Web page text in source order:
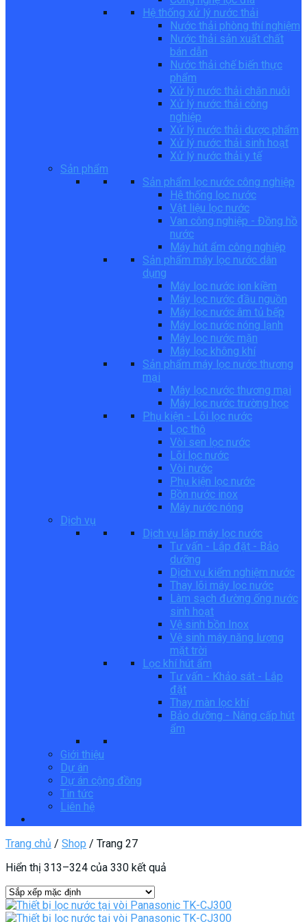
Hệ thống xử lý nước thải
Nước thải phòng thí nghiệm
Nước thải sản xuất chất
bán dẫn
Nước thải chế biến thực
phẩm
Xử lý nước thải chăn nuôi
Xử lý nước thải công
nghiệp
Xử lý nước thải dược phẩm
Xử lý nước thải sinh hoạt
Xử lý nước thải y tế
Sản phẩm
Sản phẩm lọc nước công nghiệp
Hệ thống lọc nước
Vật liệu lọc nước
Van công nghiệp - Đồng hồ
nước
Máy hút ẩm công nghiệp
Sản phẩm máy lọc nước dân
dụng
Máy lọc nước ion kiềm
Máy lọc nước đầu nguồn
Máy lọc nước âm tủ bếp
Máy lọc nước nóng lạnh
Máy lọc nước mặn
Máy lọc không khí
Sản phẩm máy lọc nước thương
mại
Máy lọc nước thương mại
Máy lọc nước trường học
Phụ kiện - Lõi lọc nước
Lọc thô
Vòi sen lọc nước
Lõi lọc nước
Vòi nước
Phụ kiện lọc nước
Bồn nước inox
Máy nước nóng
Dịch vụ
Dịch vụ lắp máy lọc nước
Tư vấn - Lắp đặt - Bảo
dưỡng
Dịch vụ kiểm nghiệm nước
Thay lõi máy lọc nước
Làm sạch đường ống nước
sinh hoạt
Vệ sinh bồn Inox
Vệ sinh máy năng lượng
mặt trời
Lọc khí hút ẩm
Tư vấn - Khảo sát - Lắp
đặt
Thay màn lọc khí
Bảo dưỡng - Nâng cấp hút
ẩm
Giới thiệu
Dự án
Dự án cộng đồng
Tin tức
Liên hệ
Trang chủ / Shop / Trang 27
Hiển thị 313–324 của 330 kết quả